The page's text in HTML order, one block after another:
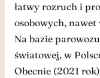
łatwy rozruch i
osobowych,
Na bazie
światowej, w
Obecnie (2021